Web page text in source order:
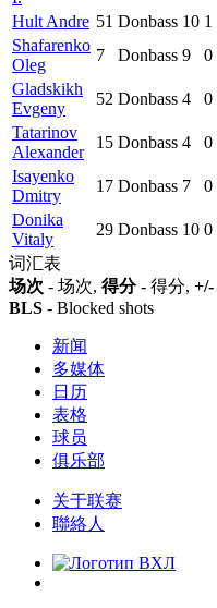
Hult Andre 51 Donbass 10 1
Shafarenko
Oleg
7 Donbass 9 0
Gladskikh
Evgeny
52 Donbass 4 0
Tatarinov
Alexander
15 Donbass 4 0
Isayenko
Dmitry
17 Donbass 7 0
Donika
Vitaly
29 Donbass 10 0
词汇表
场次 - 场次, 得分- 得分, +/-
BLS - Blocked shots
新闻
多媒体
日历
表格
球员
俱乐部
关于联赛
聯絡人